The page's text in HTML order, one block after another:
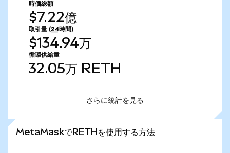
時価総額
$7.22億
取引量 (24時間)
$134.94万
循環供給量
32.05万 RETH
さらに統計を見る
MetaMaskでRETHを使用する方法